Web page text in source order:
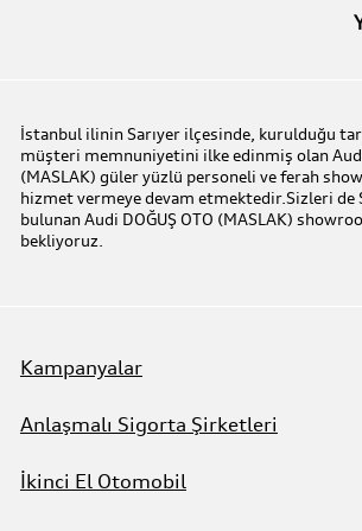
Audi Online Team
Benim Audim
Audi prime :plus
İstanbul ilinin Sarıyer ilçesinde, kurulduğu
müşteri memnuniyetini ilke edinmiş olan Audi
(MASLAK) güler yüzlü personeli ve ferah
hizmet vermeye devam etmektedir.Sizleri de
bulunan Audi DOĞUŞ OTO (MASLAK)
bekliyoruz.
Kampanyalar
Anlaşmalı Sigorta Şirketleri
İkinci El Otomobil